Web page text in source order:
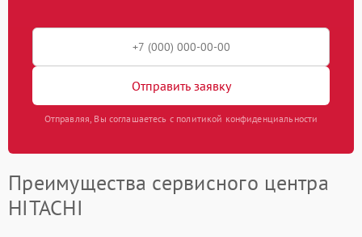
Отправить заявку
Отправляя, Вы соглашаетесь с политикой конфиденциальности
Преимущества сервисного центра
HITACHI